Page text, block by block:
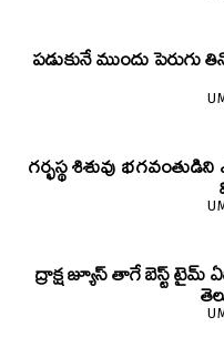
పడుకునే ముందు పెరుగు
గర్భస్థ శిశువు
ద్రాక్ష జ్యూస్ తాగే బెస్ట్